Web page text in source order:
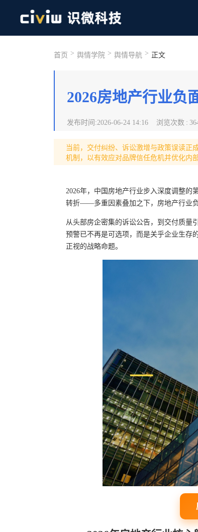
首页 > 舆情学院 > 舆情导航 > 正文
2026房地产行业负
发布时间 :2026-06-24 14:16 浏览次数 :
当前，交付纠纷、诉讼激增与政策误读正
机制，以有效应对品牌信任危机并优化内部
2026年，中国房地产行业步入深度调整的
转折——多重因素叠加之下，房地产行业
从头部房企密集的诉讼公告，到交付质量
预警已不再是可选项，而是关乎企业生存
正视的战略命题。